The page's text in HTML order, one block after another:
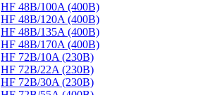
HF 48B/100A (400B)
HF 48B/120A (400B)
HF 48B/135A (400B)
HF 48B/170A (400B)
HF 72B/10A (230B)
HF 72B/22A (230B)
HF 72B/30A (230B)